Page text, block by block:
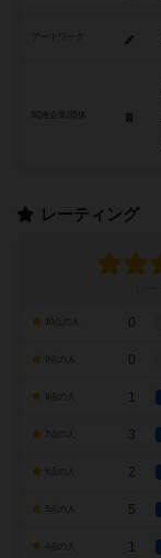
アートワーク
レーティング
0
0
1
7点の人 3
2
5
1